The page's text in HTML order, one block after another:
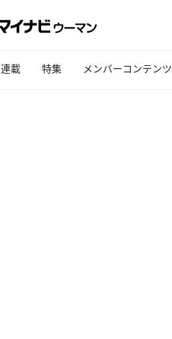
連載 特集 メンバーコンテンツ